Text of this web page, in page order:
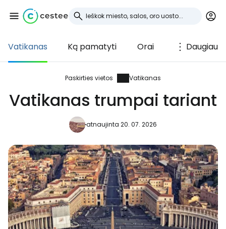
Vatikanas Ką pamatyti Orai Daugiau
Paskirties vietos Vatikanas
Vatikanas trumpai tariant
atnaujinta 20. 07. 2026
Prisijunkite prie
Cestee
... pasaulinė kelionių bendruomenė
Tęsti su Facebook
Tęsti el. paštu